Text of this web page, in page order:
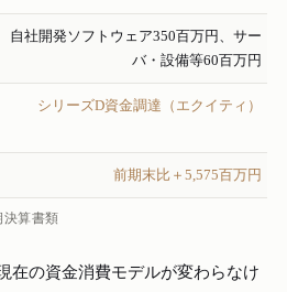
自社開発ソフトウェア350百万円、サー
バ・設備等60百万円
シリーズD資金調達（エクイティ）
前期末比＋5,575百万円
決算書類
在の資金消費モデルが変わらなけ